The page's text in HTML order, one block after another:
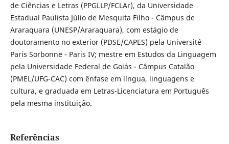
de Ciências e Letras (PPGLLP/FCLAr), da Universidade
Estadual Paulista Júlio de Mesquita Filho - Câmpus de
Araraquara (UNESP/Araraquara), com estágio de
doutoramento no exterior (PDSE/CAPES) pela Université
Paris Sorbonne - Paris IV; mestre em Estudos da Linguagem
pela Universidade Federal de Goiás - Câmpus Catalão
(PMEL/UFG-CAC) com ênfase em língua, linguagens e
cultura, e graduada em Letras-Licenciatura em Português
pela mesma instituição.
Referências